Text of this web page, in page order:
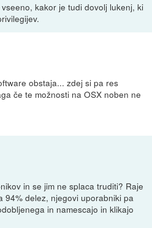
kakor je tudi dovolj lukenj, ki
obstaja... zdej si pa res
če te možnosti na OSX noben ne
in se jim ne splaca truditi? Raje
94% delez, njegovi uporabniki pa
in namescajo in klikajo